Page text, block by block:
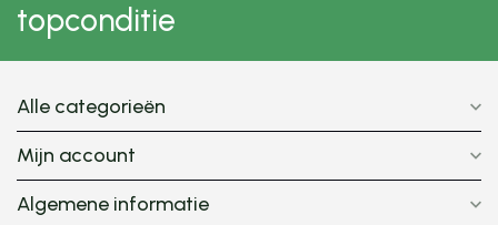
topconditie
Alle categorieën
Mijn account
Algemene informatie